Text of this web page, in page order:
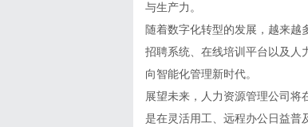
与生产力。
随着数字化转型的发展，越来越
招聘系统、在线培训平台以及人
向智能化管理新时代。
展望未来，人力资源管理公司
是在灵活用工、远程办公日益普